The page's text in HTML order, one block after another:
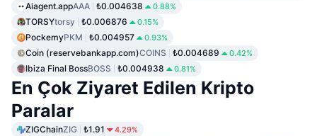
Aiagent.appAAA ₺0.004638 0.88%
TORSYtorsy ₺0.006876 0.15%
PockemyPKM ₺0.004957 0.93%
Coin (reservebankapp.com)COINS ₺0.004689 0.42%
Ibiza Final BossBOSS ₺0.004938 0.81%
En Çok Ziyaret Edilen Kripto
Paralar
ZIGChainZIG ₺1.91 4.29%